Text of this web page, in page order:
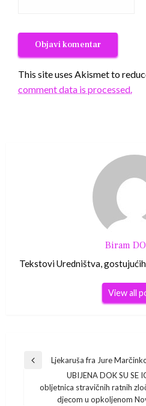
This site uses Akismet to
comment data is processed.
Biram
Tekstovi Uredništva,
View all
Navigacija
objava
Previous
Ljekaruša fra Jure
Next
UBIJENA DOK SU SE
obljetnica stravičnih ratnih
djecom u opkoljenom